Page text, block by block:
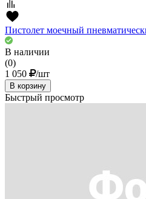
Пистолет моечный
В наличии
(0)
1 050
/шт
В корзину
Быстрый просмотр